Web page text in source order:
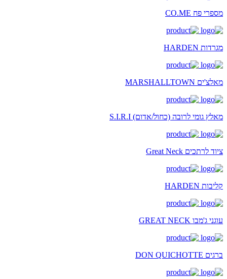
מספרי פח CO.ME
מגרדות HARDEN
מאלצ'ים MARSHALLTOWN
מאלץ גומי לרובה (כחול/אדום) S.I.R.I
ציוד לרתכים Great Neck
קליבות HARDEN
עוגני ג'מבו GREAT NECK
ברגים DON QUICHOTTE